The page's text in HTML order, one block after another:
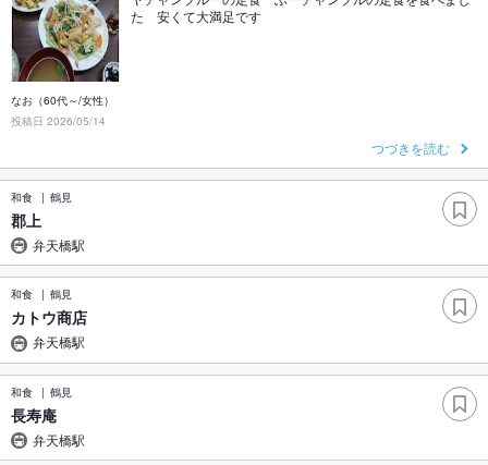
た 安くて大満足です
なお（60代～/女性）
投稿日 2026/05/14
つづきを読む
和食 鶴見
郡上
弁天橋駅
和食 鶴見
カトウ商店
弁天橋駅
和食 鶴見
長寿庵
弁天橋駅